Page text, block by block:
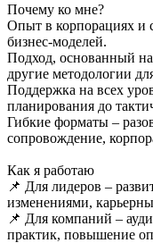
Почему ко мне?
Опыт в корпорациях и
бизнес-моделей.
Подход, основанный
другие методологии
Поддержка на всех
планирования до
Гибкие форматы –
сопровождение,
Как я работаю
📌 Для лидеров –
изменениями,
📌 Для компаний –
практик, повышение